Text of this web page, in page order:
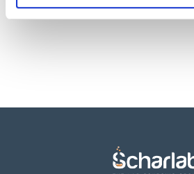
nitratos (NO3): max. 0,00002 %
listos para una entrega inmediata.